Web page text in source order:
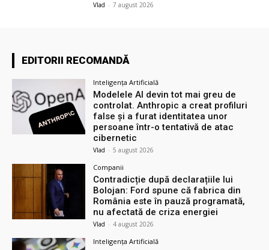
Vlad - 7 august 2026
EDITORII RECOMANDĂ
Inteligența Artificială
Modelele AI devin tot mai greu de
controlat. Anthropic a creat profiluri
false și a furat identitatea unor
persoane într-o tentativă de atac
cibernetic
Vlad - 5 august 2026
Companii
Contradicție după declarațiile lui
Bolojan: Ford spune că fabrica din
România este în pauză programată,
nu afectată de criza energiei
Vlad - 4 august 2026
Inteligența Artificială